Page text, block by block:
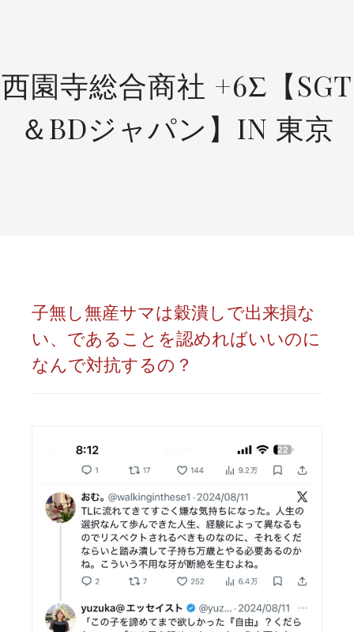
西園寺総合商社 +6Σ【SGT
＆BDジャパン】IN 東京
子無し無産サマは穀潰しで出来損な
い、であることを認めればいいのに
なんで対抗するの？